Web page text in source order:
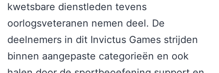
kwetsbare dienstleden tevens
oorlogsveteranen nemen deel. De
deelnemers in dit Invictus Games strijden
binnen aangepaste categorieën en ook